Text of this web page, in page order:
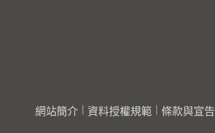
網站簡介 資料授權規範 條款與宣告